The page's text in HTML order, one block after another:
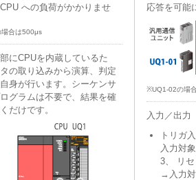
への負荷がかかりませ
合は500μs
にCPUを内蔵しているた
の取り込みから演算、判定
身が行います。シーケンサ
グラムは不要で、結果を確
だけです。
応答を可能
※UQ1-02の場
入力／出
トリガ
入力対
3、 リ
→入力